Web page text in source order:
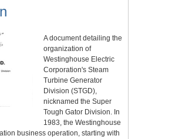
A document detailing the
organization of
Westinghouse Electric
Corporation's Steam
Turbine Generator
Division (STGD),
nicknamed the Super
Tough Gator Division. In
1983, the Westinghouse
business operation, starting with